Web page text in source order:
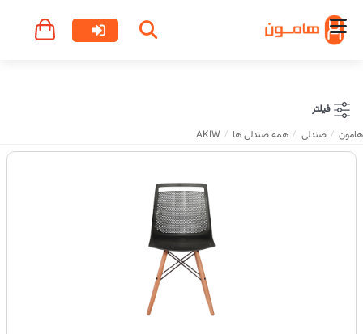
فیلتر
هامون
صندلی همه صندلی ها AKIW